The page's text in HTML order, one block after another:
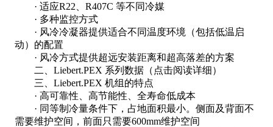
· 适应R22、R407C 等不同冷媒
· 多种监控方式
· 风冷冷凝器提供适合不同温度环境（包括低温启
动）的配置
· 风冷方式提供超远安装距离和超高落差的方案
二、Liebert.PEX 系列数据（点击阅读详细）
三、Liebert.PEX 机组的特点
· 高可靠性、高节能性、全寿命低成本
· 同等制冷量条件下，占地面积最小。侧面及背面不
需要维护空间，前面只需要600mm维护空间